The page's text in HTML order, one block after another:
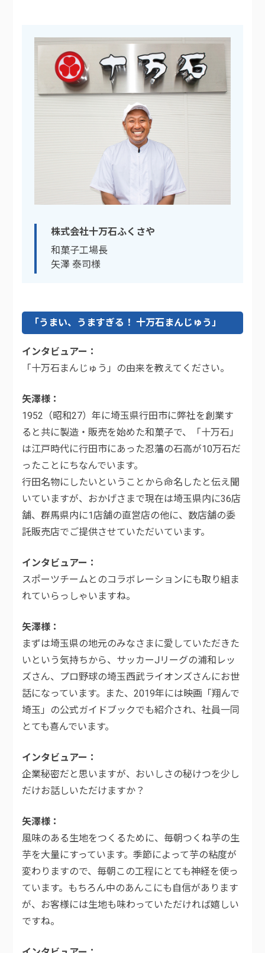
株式会社十万石ふくさや
和菓子工場長
矢澤 泰司様
「うまい、うますぎる！ 十万石まんじゅう」
インタビュアー
「十万石まんじゅう」の由来を教えてください。
矢澤様
1952（昭和27）年に埼玉県行田市に弊社を創業す
ると共に製造・販売を始めた和菓子で、「十万石」
は江戸時代に行田市にあった忍藩の石高が10万石だ
ったことにちなんでいます。
行田名物にしたいということから命名したと伝え聞
いていますが、おかげさまで現在は埼玉県内に36店
舗、群馬県内に1店舗の直営店の他に、数店舗の委
託販売店でご提供させていただいています。
インタビュアー
スポーツチームとのコラボレーションにも取り組ま
れていらっしゃいますね。
矢澤様
まずは埼玉県の地元のみなさまに愛していただきた
いという気持ちから、サッカーJリーグの浦和レッ
ズさん、プロ野球の埼玉西武ライオンズさんにお世
話になっています。また、2019年には映画「翔んで
埼玉」の公式ガイドブックでも紹介され、社員一同
とても喜んでいます。
インタビュアー
企業秘密だと思いますが、おいしさの秘けつを少し
だけお話しいただけますか？
矢澤様
風味のある生地をつくるために、毎朝つくね芋の生
芋を大量にすっています。季節によって芋の粘度が
変わりますので、毎朝この工程にとても神経を使っ
ています。もちろん中のあんこにも自信があります
が、お客様には生地も味わっていただければ嬉しい
ですね。